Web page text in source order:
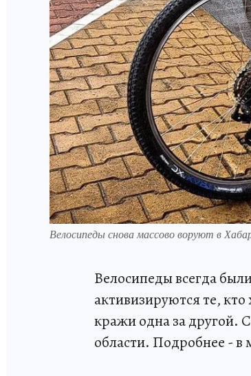
Велосипеды снова массово воруют в
Велосипеды всегда
активизируются те,
кражи одна за другой.
области. Подробнее - в